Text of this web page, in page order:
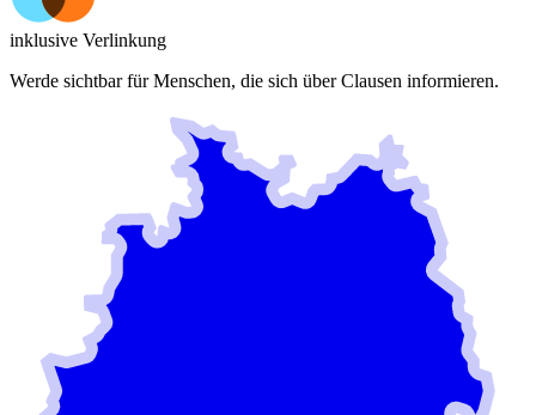
inklusive Verlinkung
Werde sichtbar für Menschen, die sich überClausen informieren.